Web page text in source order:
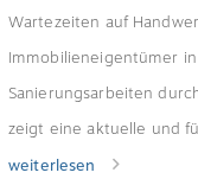
Wartezeiten auf
Immobilieneigentümer
Sanierungsarbeiten
zeigt eine aktuelle und
repräsentative Umfrage
weiterlesen